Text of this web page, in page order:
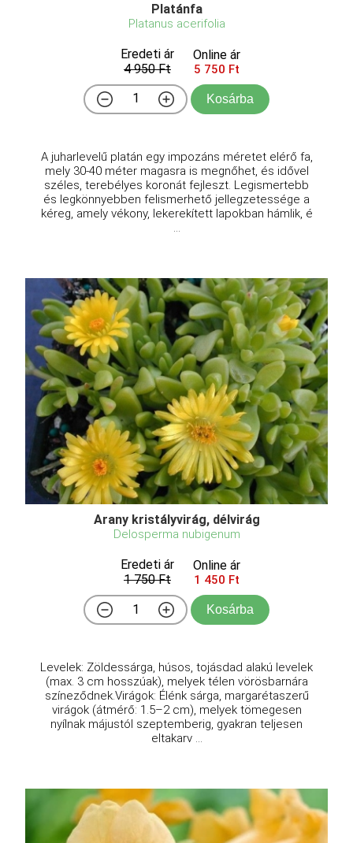
Platánfa
Platanus acerifolia
Eredeti ár
4 950 Ft
Online ár
5 750 Ft
Kosárba
A juharlevelű platán egy impozáns méretet elérő fa,
mely 30-40 méter magasra is megnőhet, és idővel
széles, terebélyes koronát fejleszt. Legismertebb
és legkönnyebben felismerhető jellegzetessége a
kéreg, amely vékony, lekerekített lapokban hámlik, é
...
Arany kristályvirág, délvirág
Delosperma nubigenum
Eredeti ár
1 750 Ft
Online ár
1 450 Ft
Kosárba
Levelek: Zöldessárga, húsos, tojásdad alakú levelek
(max. 3 cm hosszúak), melyek télen vörösbarnára
színeződnek.Virágok: Élénk sárga, margarétaszerű
virágok (átmérő: 1.5–2 cm), melyek tömegesen
nyílnak májustól szeptemberig, gyakran teljesen
eltakarv ...